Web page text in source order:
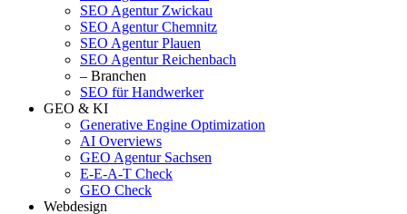
SEO Agentur Zwickau
SEO Agentur Chemnitz
SEO Agentur Plauen
SEO Agentur Reichenbach
– Branchen
SEO für Handwerker
GEO & KI
Generative Engine Optimization
AI Overviews
GEO Agentur Sachsen
E-E-A-T Check
GEO Check
Webdesign